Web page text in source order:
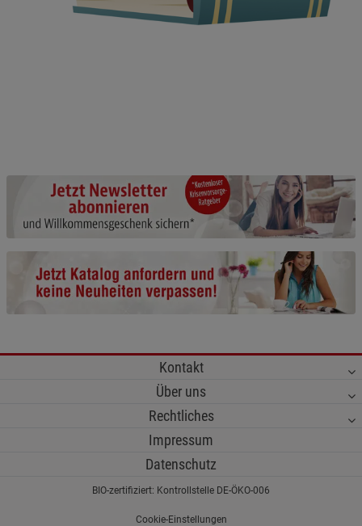
Kontakt
Über uns
Rechtliches
Impressum
Datenschutz
BIO-zertifiziert: Kontrollstelle DE-ÖKO-006
Cookie-Einstellungen
Beschreibung Notwendige Cookies
Cookie-Informationenanzeigen
Funktionale Cookies (1) Funktionale
Beschreibung Funktionale Cookies
anzeigen
Statistik Cookies (2) Statistik Cookies
Beschreibung Statistik Cookies
Cookie-Informationen
Marketing Cookies (3)